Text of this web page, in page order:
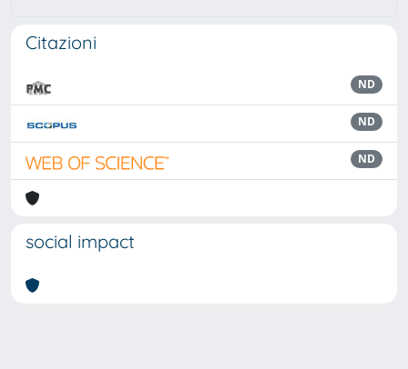
Citazioni
ND
ND
ND
social impact